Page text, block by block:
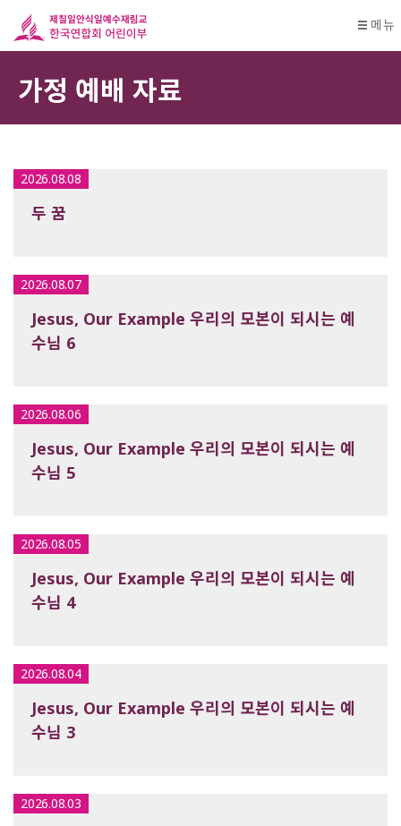
메뉴
가정 예배 자료
2026.08.08
두 꿈
2026.08.07
Jesus, Our Example 우리의 모본이 되시는 예
수님 6
2026.08.06
Jesus, Our Example 우리의 모본이 되시는 예
수님 5
2026.08.05
Jesus, Our Example 우리의 모본이 되시는 예
수님 4
2026.08.04
Jesus, Our Example 우리의 모본이 되시는 예
수님 3
2026.08.03